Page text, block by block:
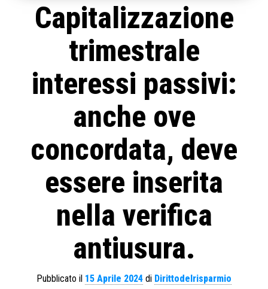
Capitalizzazione
trimestrale
interessi passivi:
anche ove
concordata, deve
essere inserita
nella verifica
antiusura.
Pubblicato il 15 Aprile 2024 di Dirittodelrisparmio